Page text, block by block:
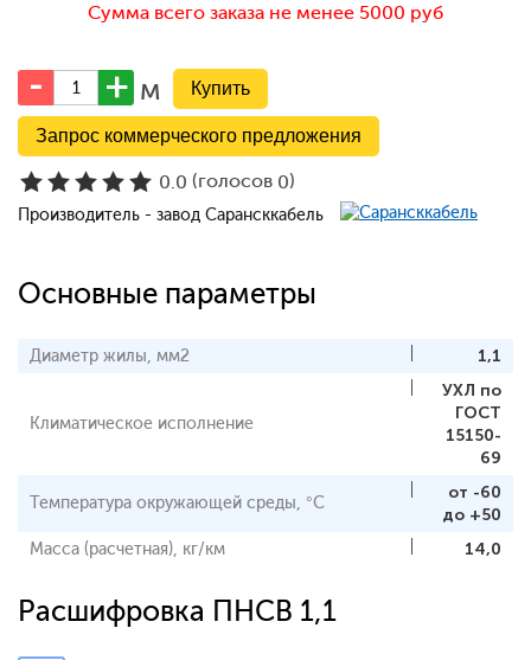
Сумма всего заказа не менее 5000 руб
м
Запрос коммерческого предложения
0.0 (голосов 0)
Производитель - завод Сарансккабель
Основные параметры
Диаметр жилы, мм2 1,1
Климатическое исполнение
УХЛ по
ГОСТ
15150-
69
Температура окружающей среды, °С
от -60
до +50
Масса (расчетная), кг/км
14,0
Расшифровка ПНСВ 1,1